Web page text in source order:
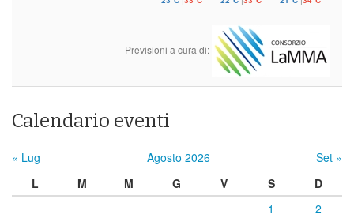
Previsioni a cura di:
Calendario eventi
« Lug Agosto 2026
Set »
L
M M G V S
D
1
2